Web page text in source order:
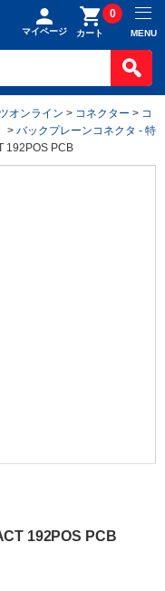
マイページ カート
0
MENU
オンライン > コネクター > コ
> バックプレーンコネクタ - 特
192POS PCB
192POS PCB